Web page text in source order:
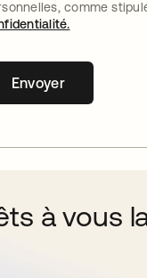
comme
Envoyer
à vous